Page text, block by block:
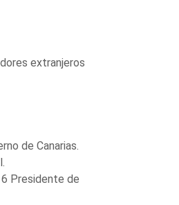
extranjeros
de Canarias.
Presidente de